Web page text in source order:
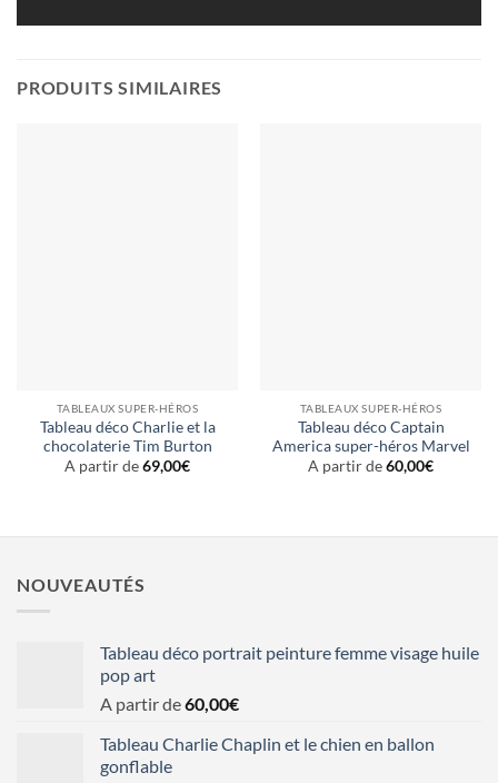
PRODUITS SIMILAIRES
TABLEAUX SUPER-HÉROS
Tableau déco Charlie et la
chocolaterie Tim Burton
A partir de69,00€
TABLEAUX SUPER-HÉROS
Tableau déco Captain
America super-héros Marvel
A partir de60,00€
NOUVEAUTÉS
Tableau déco portrait peinture femme visage huile
pop art
A partir de60,00€
Tableau Charlie Chaplin et le chien en ballon
gonflable